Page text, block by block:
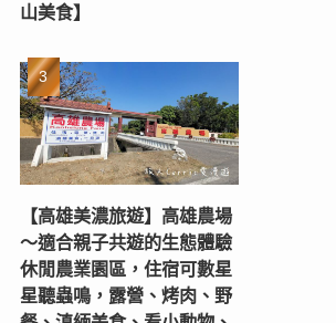
山美食】
【高雄美濃旅遊】高雄農場
〜適合親子共遊的生態體驗
休閒農業園區，住宿可數星
星聽蟲鳴，露營、烤肉、野